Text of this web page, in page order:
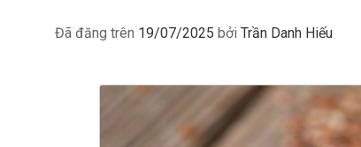
Đã đăng trên 19/07/2025 bởi Trần Danh Hiếu